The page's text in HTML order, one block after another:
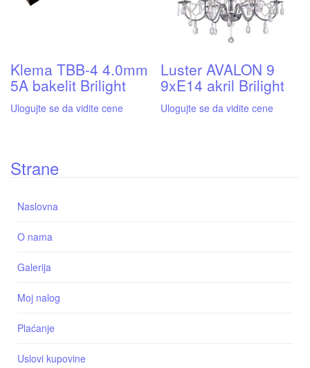
Klema TBB-4 4.0mm
5A bakelit Brilight
Ulogujte se da vidite cene
Luster AVALON 9
9xE14 akril Brilight
Ulogujte se da vidite cene
Strane
Naslovna
O nama
Galerija
Moj nalog
Plaćanje
Uslovi kupovine